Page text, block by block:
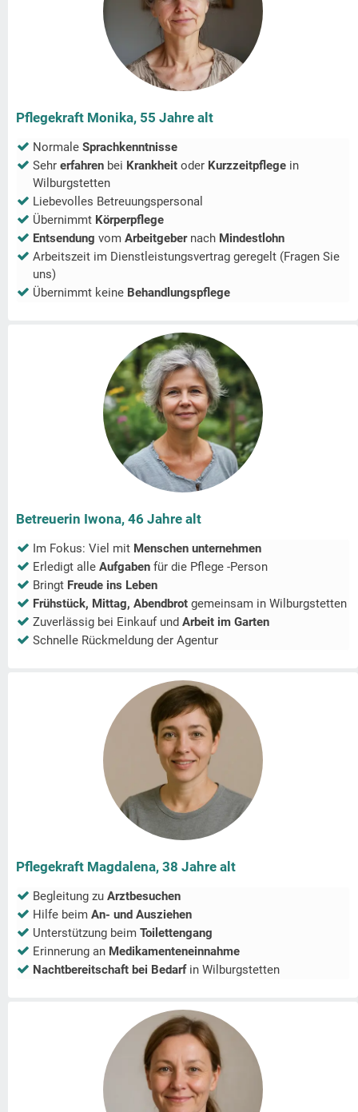
Pflegekraft Monika, 55 Jahre alt
Normale Sprachkenntnisse
Sehr erfahren bei Krankheit oder Kurzzeitpflege in
Wilburgstetten
Liebevolles Betreuungspersonal
Übernimmt Körperpflege
Entsendung vom Arbeitgeber nach Mindestlohn
Arbeitszeit im Dienstleistungsvertrag geregelt (Fragen Sie
uns)
Übernimmt keine Behandlungspflege
Betreuerin Iwona, 46 Jahre alt
Im Fokus: Viel mit Menschen unternehmen
Erledigt alle Aufgaben für die Pflege -Person
Bringt Freude ins Leben
Frühstück, Mittag, Abendbrot gemeinsam in Wilburgstetten
Zuverlässig bei Einkauf und Arbeit im Garten
Schnelle Rückmeldung der Agentur
Pflegekraft Magdalena, 38 Jahre alt
Begleitung zu Arztbesuchen
Hilfe beim An- und Ausziehen
Unterstützung beim Toilettengang
Erinnerung an Medikamenteneinnahme
Nachtbereitschaft bei Bedarfin Wilburgstetten